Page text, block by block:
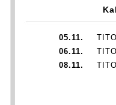
05.11.
06.11.
08.11.